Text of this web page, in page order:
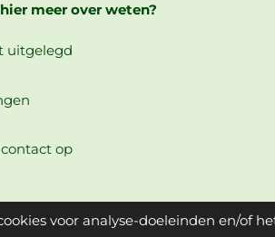
voor analyse-doeleinden en/of
meer over weten?
uitgelegd
op